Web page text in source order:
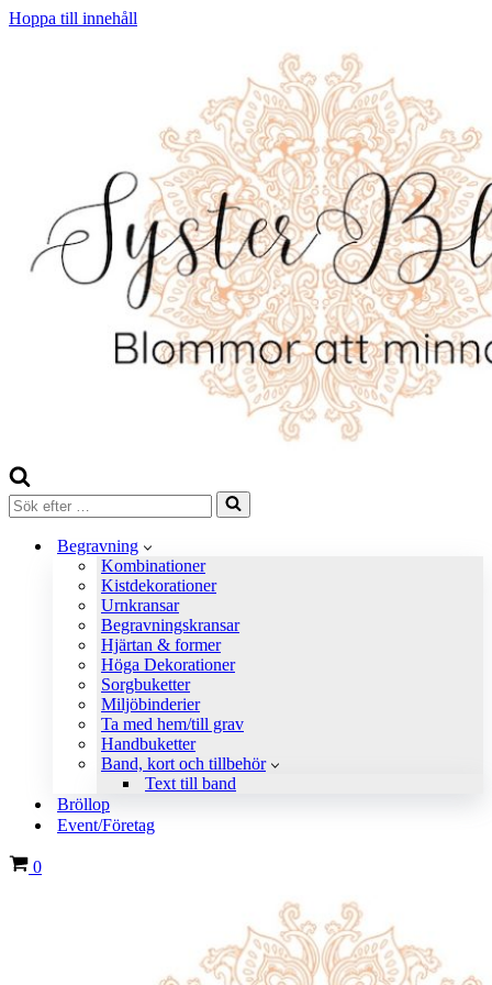
Hoppa till innehåll
Sök
efter
Begravning
Kombinationer
Kistdekorationer
Urnkransar
Begravningskransar
Hjärtan & former
Höga Dekorationer
Sorgbuketter
Miljöbinderier
Ta med hem/till grav
Handbuketter
Band, kort och tillbehör
Text till band
Bröllop
Event/Företag
Varukorg
0